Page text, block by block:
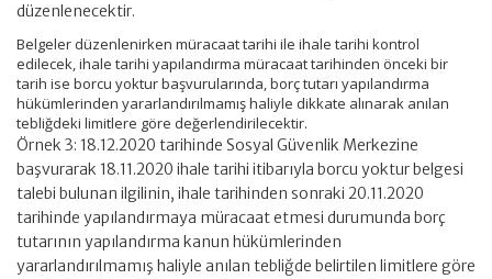
düzenlenecektir.
Belgeler düzenlenirken müracaat tarihi ile ihale tarihi kontrol
edilecek, ihale tarihi yapılandırma müracaat tarihinden önceki bir
tarih ise borcu yoktur başvurularında, borç tutarı yapılandırma
hükümlerinden yararlandırılmamış haliyle dikkate alınarak anılan
tebliğdeki limitlere göre değerlendirilecektir.
Örnek 3: 18.12.2020 tarihinde Sosyal Güvenlik Merkezine
başvurarak 18.11.2020 ihale tarihi itibarıyla borcu yoktur belgesi
talebi bulunan ilgilinin, ihale tarihinden sonraki 20.11.2020
tarihinde yapılandırmaya müracaat etmesi durumunda borç
tutarının yapılandırma kanun hükümlerinden
yararlandırılmamış haliyle anılan tebliğde belirtilen limitlere göre